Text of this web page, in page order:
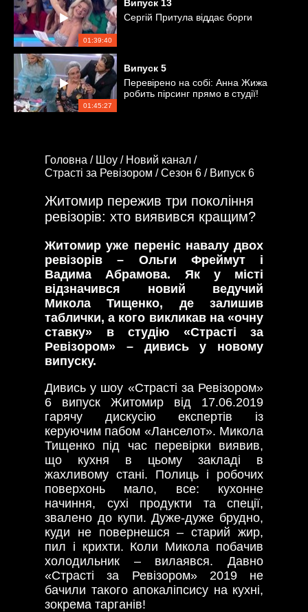
01:39:40
Випуск 13
Сергій Притула віддає борги
01:45:27
Випуск 5
Перевірено на собі: Анна Жижа
робить пірсинг прямо в студії!
Головна / Шоу / Новий канал /
Страсті за Ревізором /Сезон 6 / Випуск 6
Житомир пережив три покоління
ревізорів: хто виявився кращим?
Житомир уже переніс навалу двох
ревізорів – Ольги Фреймут і
Вадима Абрамова. Як у місті
відзначився новий ведучий
Микола Тищенко, де залишив
таблички, а кого викликав на «очну
ставку» в студію «Страсті за
Ревізором» – дивись у новому
випуску.
Дивись у шоу «Страсті за Ревізором»
6 випуск Житомир від 17.06.2019
гарячу дискусію експертів із
керуючим пабом «Ланселот». Микола
Тищенко під час перевірки виявив,
що кухня в цьому закладі в
жахливому стані. Полиць і робочих
поверхонь мало, все: кухонне
начиння, сухі продукти та спеції,
звалено до купи. Дуже-дуже брудно,
куди не повернешся – старий жир,
пил і крихти. Коли Микола побачив
холодильник – вилаявся. Давно
«Страсті за Ревізором» 2019 не
бачили такого апокаліпсису на кухні,
зокрема тарганів!